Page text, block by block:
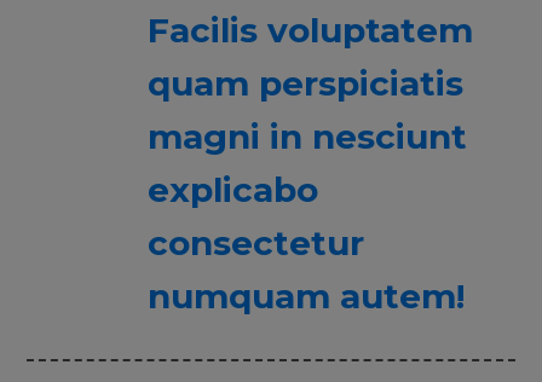
Facilis voluptatem
quam perspiciatis
magni in nesciunt
explicabo
consectetur
numquam autem!